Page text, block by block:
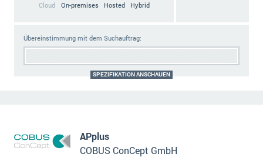
Cloud On-premises Hosted Hybrid
Übereinstimmung mit dem Suchauftrag:
SPEZIFIKATION ANSCHAUEN
APplus
COBUS ConCept GmbH